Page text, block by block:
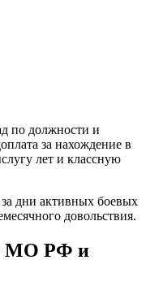
по должности и
за нахождение в
лет и классную
дни активных боевых
довольствия.
МО РФ и